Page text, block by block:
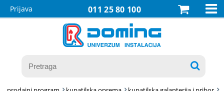
011 25 80 100
Prijava 
